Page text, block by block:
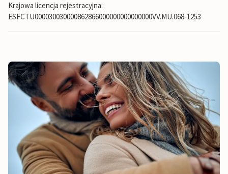
Krajowa licencja rejestracyjna:
ESFCTU000030030000862866000000000000000VV.MU.068-1253